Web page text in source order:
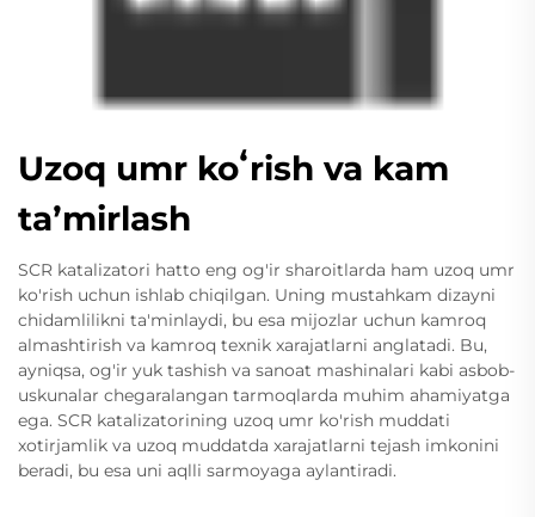
Uzoq umr koʻrish va kam
taʼmirlash
SCR katalizatori hatto eng og'ir sharoitlarda ham uzoq umr
ko'rish uchun ishlab chiqilgan. Uning mustahkam dizayni
chidamlilikni ta'minlaydi, bu esa mijozlar uchun kamroq
almashtirish va kamroq texnik xarajatlarni anglatadi. Bu,
ayniqsa, og'ir yuk tashish va sanoat mashinalari kabi asbob-
uskunalar chegaralangan tarmoqlarda muhim ahamiyatga
ega. SCR katalizatorining uzoq umr ko'rish muddati
xotirjamlik va uzoq muddatda xarajatlarni tejash imkonini
beradi, bu esa uni aqlli sarmoyaga aylantiradi.